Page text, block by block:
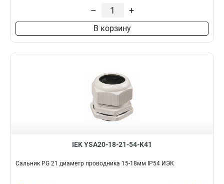
– +
В корзину
IEK YSA20-18-21-54-K41
Сальник PG 21 диаметр проводника 15-18мм IP54 ИЭК